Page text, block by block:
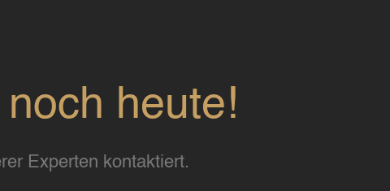
heute!
Experten kontaktiert.